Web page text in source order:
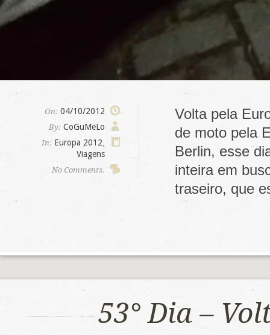
On: 04/10/2012
By: CoGuMeLo
In: Europa 2012
Viagens
No Comments.
Volta pela
de moto pela
Berlin, esse
inteira em
traseiro, que
53° Dia –